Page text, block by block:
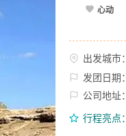
心动
出发城市：
发团日期：
公司地址：
行程亮点：